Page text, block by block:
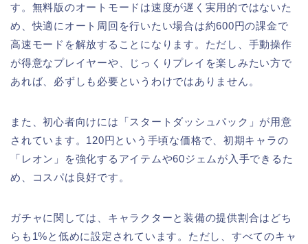
す。無料版のオートモードは速度が遅く実用的ではないた
め、快適にオート周回を行いたい場合は約600円の課金で
高速モードを解放することになります。ただし、手動操作
が得意なプレイヤーや、じっくりプレイを楽しみたい方で
あれば、必ずしも必要というわけではありません。
また、初心者向けには「スタートダッシュパック」が用意
されています。120円という手頃な価格で、初期キャラの
「レオン」を強化するアイテムや60ジェムが入手できるた
め、コスパは良好です。
ガチャに関しては、キャラクターと装備の提供割合はどち
らも1%と低めに設定されています。ただし、すべてのキャ